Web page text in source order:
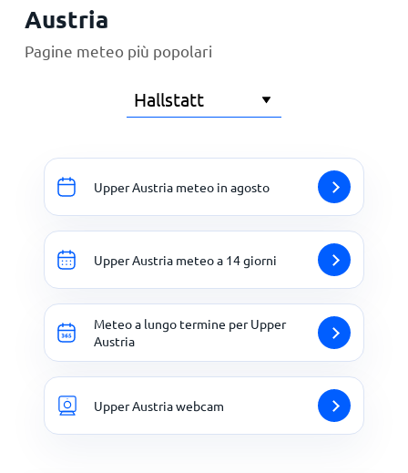
Austria
Pagine meteo più popolari
Upper Austria meteo in agosto
Upper Austria meteo a 14 giorni
Meteo a lungo termine per Upper
Austria
Upper Austria webcam